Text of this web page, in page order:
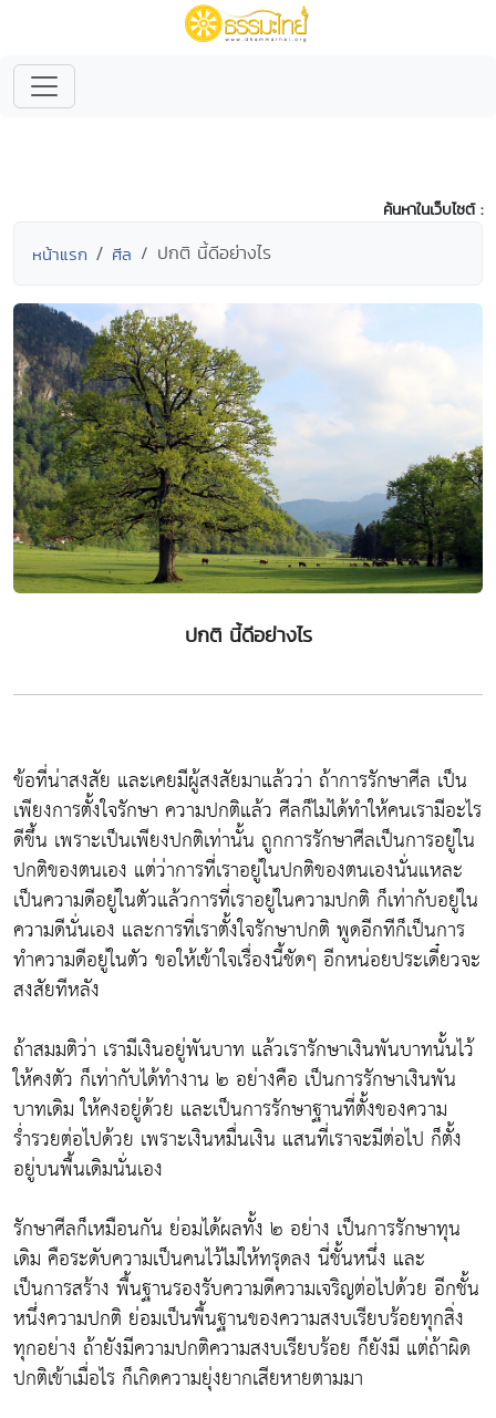
ค้นหาในเว็บไซต์ :
หน้าแรก ศีล ปกติ นี้ดีอย่างไร
ปกติ นี้ดีอย่างไร
ข้อที่น่าสงสัย และเคยมีผู้สงสัยมาแล้วว่า ถ้าการรักษาศีล เป็น
เพียงการตั้งใจรักษา ความปกติแล้ว ศีลก็ไม่ได้ทำให้คนเรามีอะไร
ดีขึ้น เพราะเป็นเพียงปกติเท่านั้น ถูกการรักษาศีลเป็นการอยู่ใน
ปกติของตนเอง แต่ว่าการที่เราอยู่ในปกติของตนเองนั่นแหละ
เป็นความดีอยู่ในตัวแล้วการที่เราอยู่ในความปกติ ก็เท่ากับอยู่ใน
ความดีนั่นเอง และการที่เราตั้งใจรักษาปกติ พูดอีกทีก็เป็นการ
ทำความดีอยู่ในตัว ขอให้เข้าใจเรื่องนี้ชัดๆ อีกหน่อยประเดี๋ยวจะ
สงสัยทีหลัง
ถ้าสมมติว่า เรามีเงินอยู่พันบาท แล้วเรารักษาเงินพันบาทนั้นไว้
ให้คงตัว ก็เท่ากับได้ทำงาน ๒ อย่างคือ เป็นการรักษาเงินพัน
บาทเดิม ให้คงอยู่ด้วย และเป็นการรักษาฐานที่ตั้งของความ
ร่ำรวยต่อไปด้วย เพราะเงินหมื่นเงิน แสนที่เราจะมีต่อไป ก็ตั้ง
อยู่บนพื้นเดิมนั่นเอง
รักษาศีลก็เหมือนกัน ย่อมได้ผลทั้ง ๒ อย่าง เป็นการรักษาทุน
เดิม คือระดับความเป็นคนไว้ไม่ให้ทรุดลง นี่ชั้นหนึ่ง และ
เป็นการสร้าง พื้นฐานรองรับความดีความเจริญต่อไปด้วย อีกชั้น
หนึ่งความปกติ ย่อมเป็นพื้นฐานของความสงบเรียบร้อยทุกสิ่ง
ทุกอย่าง ถ้ายังมีความปกติความสงบเรียบร้อย ก็ยังมี แต่ถ้าผิด
ปกติเข้าเมื่อไร ก็เกิดความยุ่งยากเสียหายตามมา